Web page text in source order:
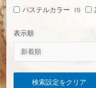
パステルカラー
(1)
表示順
検索設定をクリア